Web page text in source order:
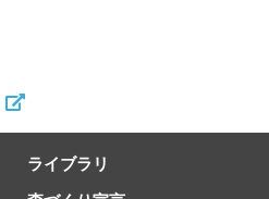
ライブラリ